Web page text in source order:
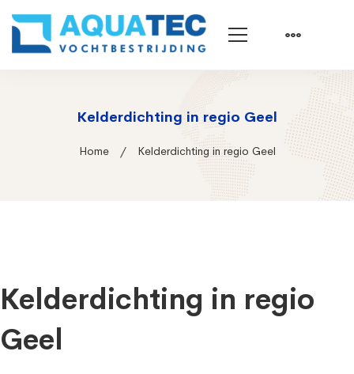
Kelderdichting in regio Geel
Home Kelderdichting in regio Geel
Kelderdichting in regio
Geel